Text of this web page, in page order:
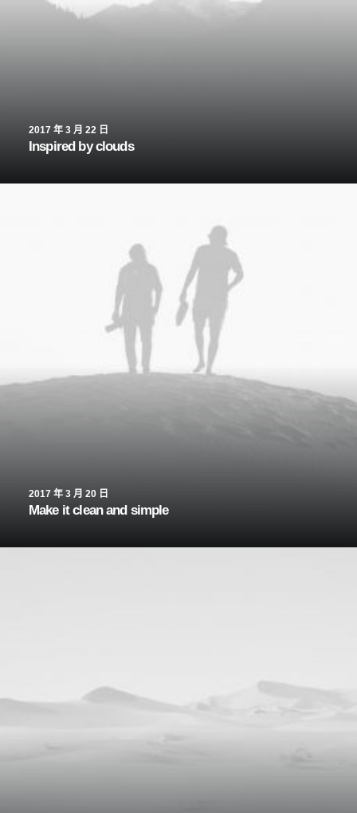
2017 年 3 月 22 日
Inspired by clouds
2017 年 3 月 20 日
Make it clean and simple